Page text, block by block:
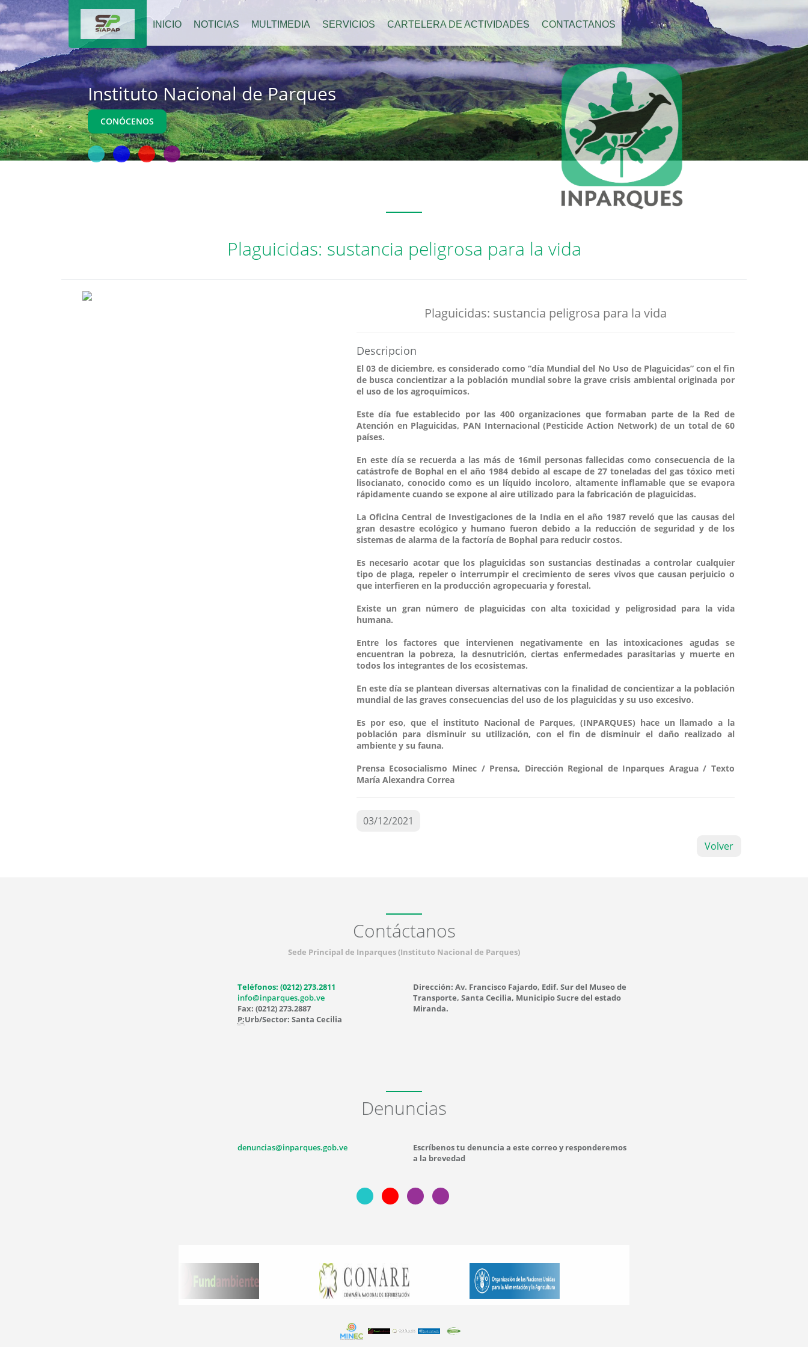
INICIO NOTICIAS MULTIMEDIA SERVICIOS CARTELERA DE ACTIVIDADES CONTACTANOS
Instituto Nacional de Parques
CONÓCENOS
Plaguicidas: sustancia peligrosa para la vida
Plaguicidas: sustancia peligrosa para la vida
Descripcion
El 03 de diciembre, es considerado como “día Mundial del No Uso de Plaguicidas” con el fin
de busca concientizar a la población mundial sobre la grave crisis ambiental originada por
el uso de los agroquímicos.
Este día fue establecido por las 400 organizaciones que formaban parte de la Red de
Atención en Plaguicidas, PAN Internacional (Pesticide Action Network) de un total de 60
países.
En este día se recuerda a las más de 16mil personas fallecidas como consecuencia de la
catástrofe de Bophal en el año 1984 debido al escape de 27 toneladas del gas tóxico meti
lisocianato, conocido como es un líquido incoloro, altamente inflamable que se evapora
rápidamente cuando se expone al aire utilizado para la fabricación de plaguicidas.
La Oficina Central de Investigaciones de la India en el año 1987 reveló que las causas del
gran desastre ecológico y humano fueron debido a la reducción de seguridad y de los
sistemas de alarma de la factoría de Bophal para reducir costos.
Es necesario acotar que los plaguicidas son sustancias destinadas a controlar cualquier
tipo de plaga, repeler o interrumpir el crecimiento de seres vivos que causan perjuicio o
que interfieren en la producción agropecuaria y forestal.
Existe un gran número de plaguicidas con alta toxicidad y peligrosidad para la vida
humana.
Entre los factores que intervienen negativamente en las intoxicaciones agudas se
encuentran la pobreza, la desnutrición, ciertas enfermedades parasitarias y muerte en
todos los integrantes de los ecosistemas.
En este día se plantean diversas alternativas con la finalidad de concientizar a la población
mundial de las graves consecuencias del uso de los plaguicidas y su uso excesivo.
Es por eso, que el instituto Nacional de Parques, (INPARQUES) hace un llamado a la
población para disminuir su utilización, con el fin de disminuir el daño realizado al
ambiente y su fauna.
Prensa Ecosocialismo Minec / Prensa, Dirección Regional de Inparques Aragua / Texto
María Alexandra Correa
03/12/2021
Volver
Contáctanos
Sede Principal de Inparques (Instituto Nacional de Parques)
Teléfonos: (0212) 273.2811
info@inparques.gob.ve
Fax: (0212) 273.2887
P:Urb/Sector: Santa Cecilia
Dirección: Av. Francisco Fajardo, Edif. Sur del Museo de
Transporte, Santa Cecilia, Municipio Sucre del estado
Miranda.
Denuncias
denuncias@inparques.gob.ve
Escríbenos tu denuncia a este correo y responderemos
a la brevedad